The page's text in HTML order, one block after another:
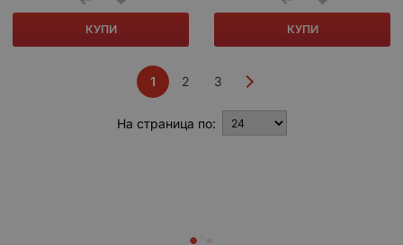
КУПИ КУПИ
1 2 3
На страница по: